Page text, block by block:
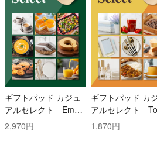
ギフトパッド カジュ
アルセレクト Emer
ald(エメラルド)コー
ス
2,970円
ギフトパッド カ
アルセレクト
(トパーズ)コース
1,870円